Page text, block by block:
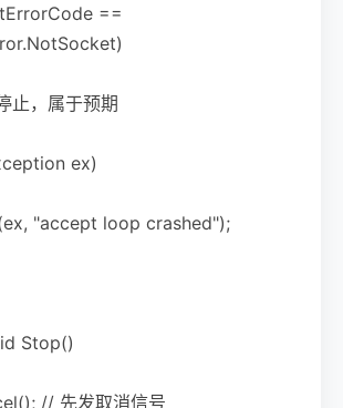
==
止，属于预期
ex)
"accept loop crashed");
Stop()
// 先发取消信号